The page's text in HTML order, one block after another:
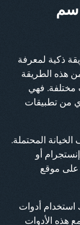
ذكية لمعرفة
هذه الطريقة
فهي
من تطبيقات
المحتملة.
أو
على موقع
أدوات
هذه الأدوات